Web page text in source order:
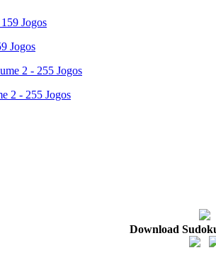
Jogos
2 - 255 Jogos
Download